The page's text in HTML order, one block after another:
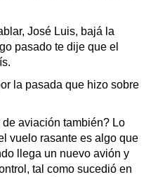
José Luis, bajá la
pasado te dije que el
la pasada que hizo sobre
aviación también? Lo
vuelo rasante es algo que
llega un nuevo avión y
tal como sucedió en